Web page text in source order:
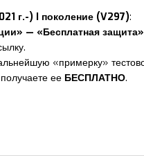
г.-) I поколение (V297):
— «Бесплатная защита»
«примерку»
ее БЕСПЛАТНО.